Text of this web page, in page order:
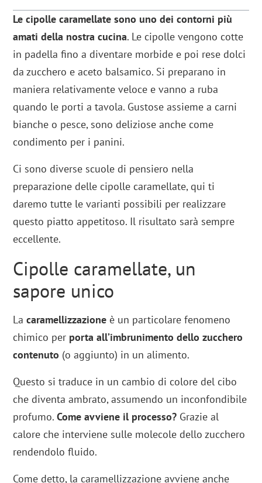
Le cipolle caramellate sono uno dei contorni più
amati della nostra cucina. Le cipolle vengono cotte
in padella fino a diventare morbide e poi rese dolci
da zucchero e aceto balsamico. Si preparano in
maniera relativamente veloce e vanno a ruba
quando le porti a tavola. Gustose assieme a carni
bianche o pesce, sono deliziose anche come
condimento per i panini.
Ci sono diverse scuole di pensiero nella
preparazione delle cipolle caramellate, qui ti
daremo tutte le varianti possibili per realizzare
questo piatto appetitoso. Il risultato sarà sempre
eccellente.
Cipolle caramellate, un
sapore unico
Lacaramellizzazione è un particolare fenomeno
chimico per porta all’imbrunimento dello zucchero
contenuto (o aggiunto) in un alimento.
Questo si traduce in un cambio di colore del cibo
che diventa ambrato, assumendo un inconfondibile
profumo.Come avviene il processo? Grazie al
calore che interviene sulle molecole dello zucchero
rendendolo fluido.
Come detto, la caramellizzazione avviene anche